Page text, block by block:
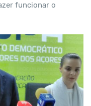
funcionar o